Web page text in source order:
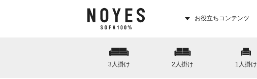
お役立ちコンテンツ
3人掛け 2人掛け 1人掛け